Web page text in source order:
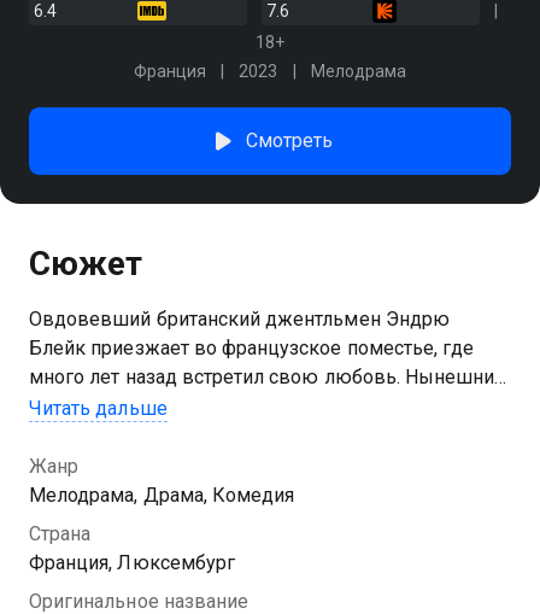
6.4
7.6
18+
Франция
2023 Мелодрама
Смотреть
Сюжет
Овдовевший британский джентльмен Эндрю
Блейк приезжает во французское поместье, где
много лет назад встретил свою любовь. Нынешние
обитатели опустевшего имения по ошибке
решает им подыграть
Читать дальше
Жанр
Мелодрама, Драма, Комедия
Страна
Франция, Люксембург
Оригинальное название